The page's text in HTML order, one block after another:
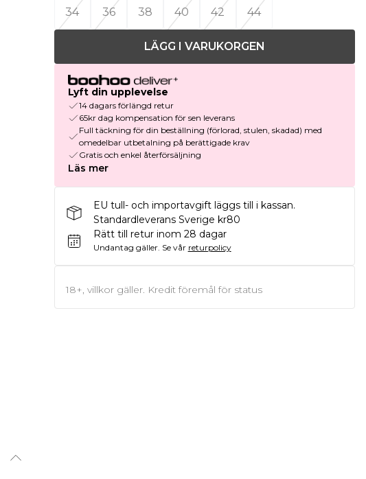
34
36 38 40 42 44
LÄGG I VARUKORGEN
Lyft din upplevelse
14 dagars förlängd retur
65kr dag kompensation för sen leverans
Full täckning för din beställning (förlorad, stulen, skadad) med
omedelbar utbetalning på berättigade krav
Gratis och enkel återförsäljning
Läs mer
EU tull- och importavgift läggs till i kassan.
Standardleverans Sverige kr80
Rätt till retur inom 28 dagar
Undantag gäller. Se vår returpolicy
18+, villkor gäller. Kredit föremål för status